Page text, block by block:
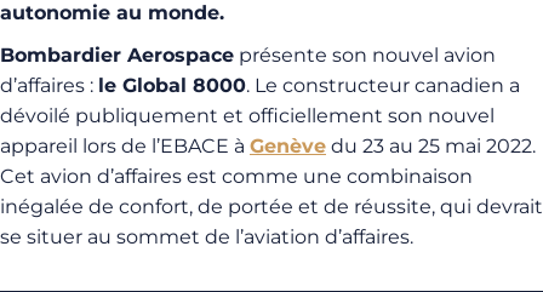
autonomie au monde.
Bombardier Aerospace présente son nouvel avion
d’affaires : le Global 8000. Le constructeur canadien a
dévoilé publiquement et officiellement son nouvel
appareil lors de l’EBACE à Genève du 23 au 25 mai 2022.
Cet avion d’affaires est comme une combinaison
inégalée de confort, de portée et de réussite, qui devrait
se situer au sommet de l’aviation d’affaires.